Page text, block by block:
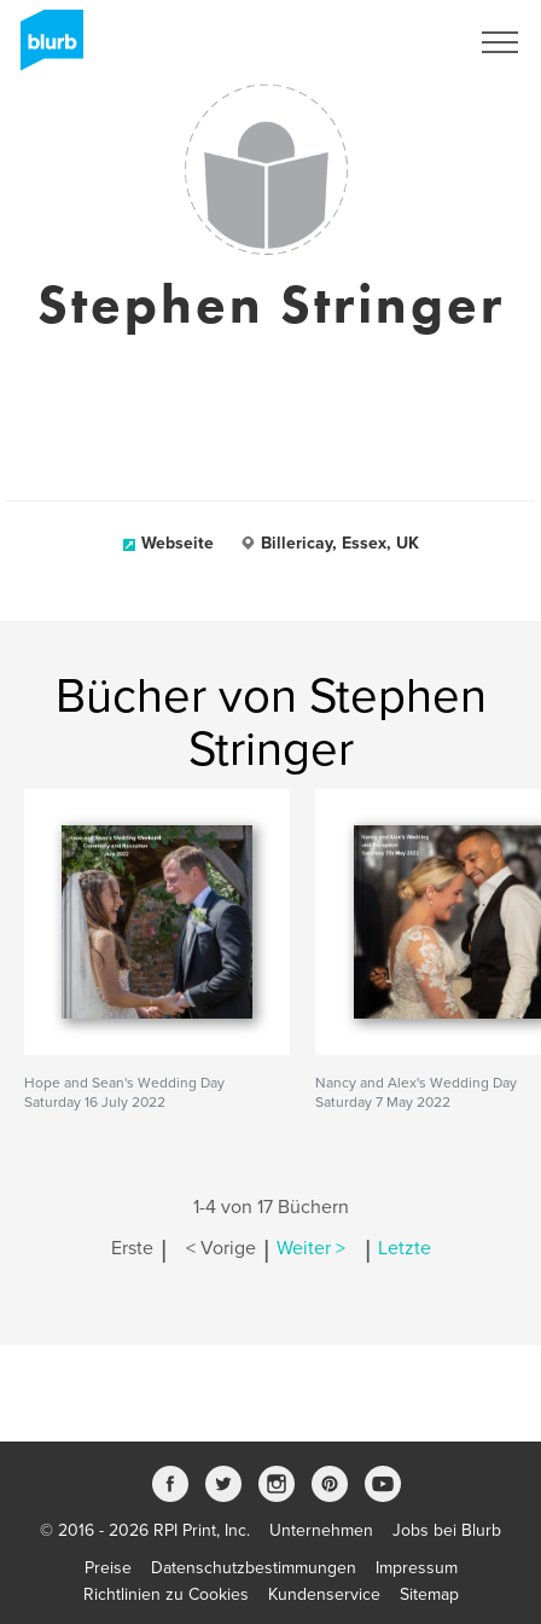
Stephen Stringer
Webseite Billericay, Essex, UK
Bücher von Stephen
Stringer
Hope and Sean's Wedding Day
Saturday 16 July 2022
Nancy and Alex's Wedding Day
Saturday 7 May 2022
1-4 von 17 Büchern
Erste | < Vorige | Weiter > | Letzte
© 2016 - 2026 RPI Print, Inc. Unternehmen
Jobs bei Blurb
Preise
Datenschutzbestimmungen
Impressum
Richtlinien zu Cookies
Kundenservice Sitemap